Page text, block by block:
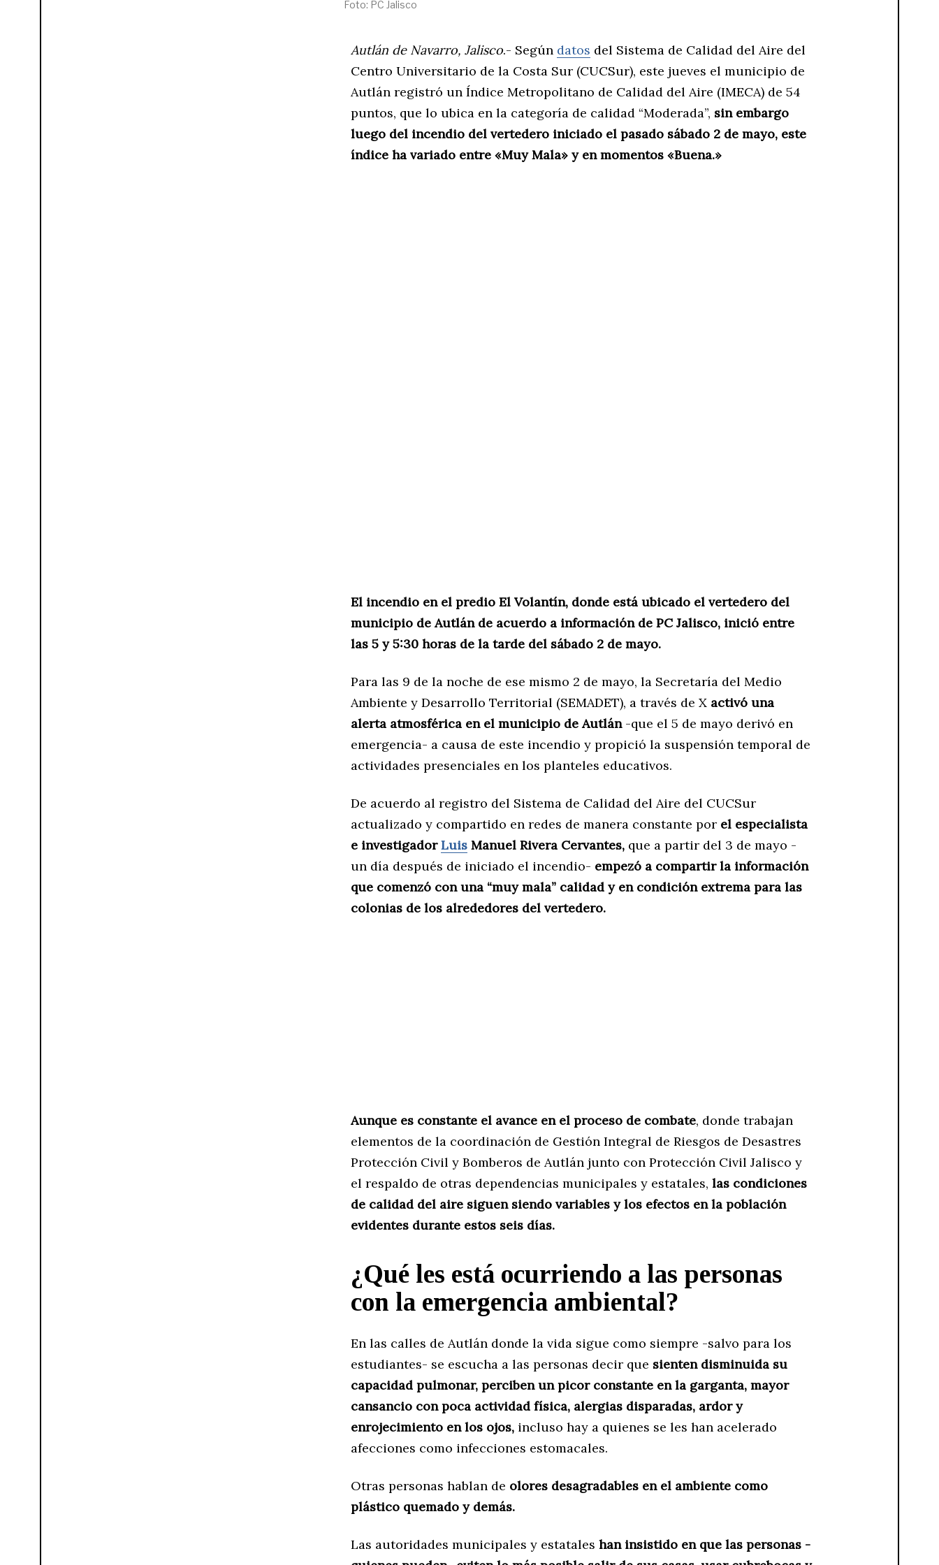
Foto: PC Jalisco
Autlán de Navarro, Jalisco.- Según datos del Sistema de Calidad del Aire del
Centro Universitario de la Costa Sur (CUCSur), este jueves el municipio de
Autlán registró un Índice Metropolitano de Calidad del Aire (IMECA) de 54
puntos, que lo ubica en la categoría de calidad “Moderada”, sin embargo
luego del incendio del vertedero iniciado el pasado sábado 2 de mayo, este
índice ha variado entre «Muy Mala» y en momentos «Buena.»
El incendio en el predio El Volantín, donde está ubicado el vertedero del
municipio de Autlán de acuerdo a información de PC Jalisco, inició entre
las 5 y 5:30 horas de la tarde del sábado 2 de mayo.
Para las 9 de la noche de ese mismo 2 de mayo, la Secretaría del Medio
Ambiente y Desarrollo Territorial (SEMADET), a través de X activó una
alerta atmosférica en el municipio de Autlán-que el 5 de mayo derivó en
emergencia- a causa de este incendio y propició la suspensión temporal de
actividades presenciales en los planteles educativos.
De acuerdo al registro del Sistema de Calidad del Aire del CUCSur
actualizado y compartido en redes de manera constante por el especialista
e investigadorLuis Manuel Rivera Cervantes, que a partir del 3 de mayo -
un día después de iniciado el incendio- empezó a compartir la información
que comenzó con una “muy mala” calidad y en condición extrema para las
colonias de los alrededores del vertedero.
Aunque es constante el avance en el proceso de combate, donde trabajan
elementos de la coordinación de Gestión Integral de Riesgos de Desastres
Protección Civil y Bomberos de Autlán junto con Protección Civil Jalisco y
el respaldo de otras dependencias municipales y estatales, las condiciones
de calidad del aire siguen siendo variables y los efectos en la población
evidentes durante estos seis días.
¿Qué les está ocurriendo a las personas
con la emergencia ambiental?
En las calles de Autlán donde la vida sigue como siempre -salvo para los
estudiantes- se escucha a las personas decir que sienten disminuida su
capacidad pulmonar, perciben un picor constante en la garganta, mayor
cansancio con poca actividad física, alergias disparadas, ardor y
enrojecimiento en los ojos, incluso hay a quienes se les han acelerado
afecciones como infecciones estomacales.
Otras personas hablan de olores desagradables en el ambiente como
plástico quemado y demás.
Las autoridades municipales y estatales han insistido en que las personas -